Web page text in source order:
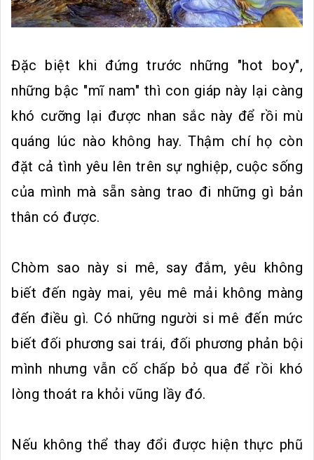
Đặc biệt khi đứng trước những "hot boy",
những bậc "mĩ nam" thì con giáp này lại càng
khó cưỡng lại được nhan sắc này để rồi mù
quáng lúc nào không hay. Thậm chí họ còn
đặt cả tình yêu lên trên sự nghiệp, cuộc sống
của mình mà sẵn sàng trao đi những gì bản
thân có được.
Chòm sao này si mê, say đắm, yêu không
biết đến ngày mai, yêu mê mải không màng
đến điều gì. Có những người si mê đến mức
biết đối phương sai trái, đối phương phản bội
mình nhưng vẫn cố chấp bỏ qua để rồi khó
lòng thoát ra khỏi vũng lầy đó.
Nếu không thể thay đổi được hiện thực phũ